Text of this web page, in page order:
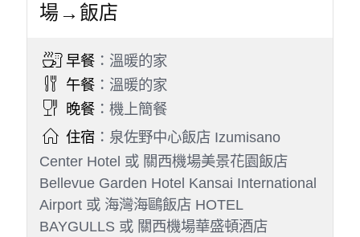
D7379
2026/10/1220:45
桃園國際機場
2026/10/1222:35
※如遇航空公司變動航班，本公司保有最後變動
之權力，並以說明會資料為準